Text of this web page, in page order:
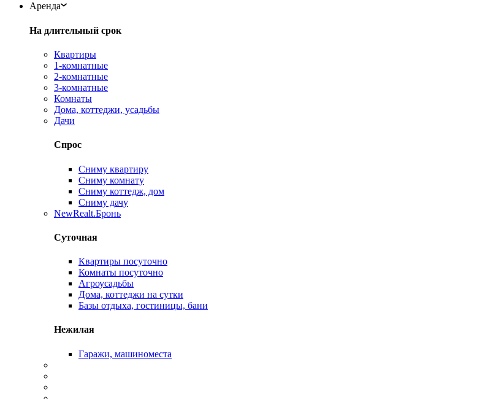
Аренда
На длительный срок
Квартиры
1-комнатные
2-комнатные
3-комнатные
Комнаты
Дома, коттеджи, усадьбы
Дачи
Спрос
Сниму квартиру
Сниму комнату
Сниму коттедж, дом
Сниму дачу
NewRealt.Бронь
Суточная
Квартиры посуточно
Комнаты посуточно
Агроусадьбы
Дома, коттеджи на сутки
Базы отдыха, гостиницы, бани
Нежилая
Гаражи, машиноместа